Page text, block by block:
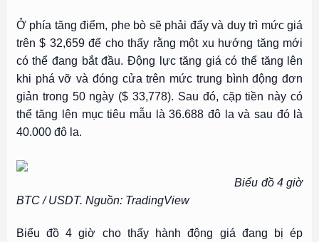
Ở phía tăng điểm, phe bò sẽ phải đẩy và duy trì mức giá
trên $ 32,659 để cho thấy rằng một xu hướng tăng mới
có thể đang bắt đầu. Động lực tăng giá có thể tăng lên
khi phá vỡ và đóng cửa trên mức trung bình động đơn
giản trong 50 ngày ($ 33,778). Sau đó, cặp tiền này có
thể tăng lên mục tiêu mẫu là 36.688 đô la và sau đó là
40.000 đô la.
Biểu đồ 4 giờ
BTC / USDT. Nguồn: TradingView
Biểu đồ 4 giờ cho thấy hành động giá đang bị ép